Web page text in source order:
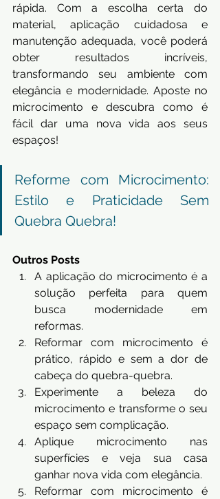
rápida. Com a escolha certa do
material, aplicação cuidadosa e
manutenção adequada, você poderá
obter resultados incríveis,
transformando seu ambiente com
elegância e modernidade. Aposte no
microcimento e descubra como é
fácil dar uma nova vida aos seus
espaços!
Reforme com Microcimento:
Estilo e Praticidade Sem
Quebra Quebra!
Outros Posts
A aplicação do microcimento é a
solução perfeita para quem
busca modernidade em
reformas.
Reformar com microcimento é
prático, rápido e sem a dor de
cabeça do quebra-quebra.
Experimente a beleza do
microcimento e transforme o seu
espaço sem complicação.
Aplique microcimento nas
superfícies e veja sua casa
ganhar nova vida com elegância.
Reformar com microcimento é